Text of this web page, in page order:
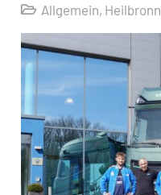
Allgemein, Heilbronn